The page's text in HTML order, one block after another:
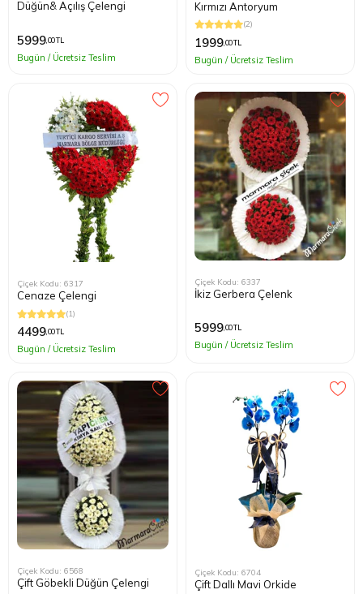
Düğün& Açılış Çelengi
5999,00 TL
Bugün / Ücretsiz Teslim
Kırmızı Antoryum
(2)
1999,00 TL
Bugün / Ücretsiz Teslim
Çiçek Kodu: 6317
Cenaze Çelengi
(1)
4499,00 TL
Bugün / Ücretsiz Teslim
Çiçek Kodu: 6337
İkiz Gerbera Çelenk
5999,00 TL
Bugün / Ücretsiz Teslim
Çiçek Kodu: 6568
Çift Göbekli Düğün Çelengi
Çiçek Kodu: 6704
Çift Dallı Mavi Orkide